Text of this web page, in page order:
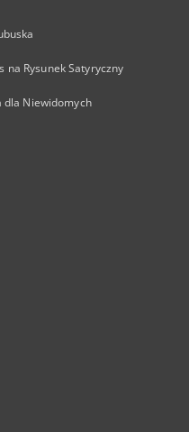
na Rysunek Satyryczny
dla Niewidomych